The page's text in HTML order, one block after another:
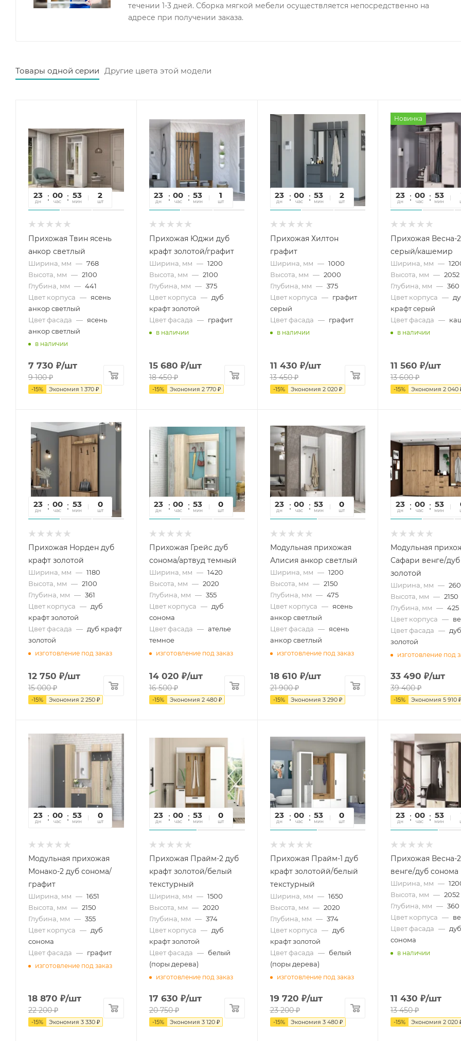
течении 1-3 дней. Сборка мягкой мебели осуществляется непосредственно на
адресе при получении заказа.
Товары одной серии Другие цвета этой модели
23
дн
00
час
53
мин
16
сек
2
шт
Прихожая Твин ясень
анкор светлый
Ширина, мм — 768
Высота, мм — 2100
Глубина, мм — 441
Цвет корпуса — ясень
анкор светлый
Цвет фасада — ясень
анкор светлый
в наличии
7 730 ₽/шт
9 100₽
-15% Экономия 1 370 ₽
23
дн
00
час
53
мин
16
сек
1
шт
Прихожая Юджи дуб
крафт золотой/графит
Ширина, мм — 1200
Высота, мм — 2100
Глубина, мм — 375
Цвет корпуса — дуб
крафт золотой
Цвет фасада — графит
в наличии
15 680 ₽/шт
18 450₽
-15% Экономия 2 770₽
23
дн
00
час
53
мин
16
сек
2
шт
Прихожая Хилтон
графит
Ширина, мм — 1000
Высота, мм — 2000
Глубина, мм — 375
Цвет корпуса — графит
серый
Цвет фасада — графит
в наличии
11 430 ₽/шт
13 450₽
-15% Экономия 2 020₽
Новинка
23
дн
00
час
53
мин
Прихожая Весна-
серый/кашемир
Ширина, мм —
Высота, мм — 2052
Глубина, мм — 360
Цвет корпуса —
крафт серый
Цвет фасада —
в наличии
11 560 ₽/шт
13 600₽
-15% Экономия 2 040
23
дн
00
час
53
мин
16
сек
0
шт
Прихожая Норден дуб
крафт золотой
Ширина, мм — 1180
Высота, мм — 2100
Глубина, мм — 361
Цвет корпуса — дуб
крафт золотой
Цвет фасада — дуб крафт
золотой
изготовление под заказ
12 750 ₽/шт
15 000₽
-15% Экономия 2 250 ₽
23
дн
00
час
53
мин
16
сек
0
шт
Прихожая Грейс дуб
сонома/артвуд темный
Ширина, мм — 1420
Высота, мм — 2020
Глубина, мм — 355
Цвет корпуса — дуб
сонома
Цвет фасада — ателье
темное
изготовление под заказ
14 020 ₽/шт
16 500₽
-15% Экономия 2 480₽
23
дн
00
час
53
мин
16
сек
0
шт
Модульная прихожая
Алисия анкор светлый
Ширина, мм — 1200
Высота, мм — 2150
Глубина, мм — 475
Цвет корпуса — ясень
анкор светлый
Цвет фасада — ясень
анкор светлый
изготовление под заказ
18 610 ₽/шт
21 900₽
-15% Экономия 3 290₽
23
дн
00
час
53
мин
Модульная
Сафари венге/
золотой
Ширина, мм —
Высота, мм — 2150
Глубина, мм — 425
Цвет корпуса —
Цвет фасада —
золотой
изготовление под
33 490 ₽/шт
39 400₽
-15% Экономия 5 910 ₽
23
дн
00
час
53
мин
16
сек
0
шт
Модульная прихожая
Монако-2 дуб сонома/
графит
Ширина, мм — 1651
Высота, мм — 2150
Глубина, мм — 355
Цвет корпуса — дуб
сонома
Цвет фасада — графит
изготовление под заказ
18 870 ₽/шт
22 200₽
-15% Экономия 3 330 ₽
23
дн
00
час
53
мин
16
сек
0
шт
Прихожая Прайм-2 дуб
крафт золотой/белый
текстурный
Ширина, мм — 1500
Высота, мм — 2020
Глубина, мм — 374
Цвет корпуса — дуб
крафт золотой
Цвет фасада — белый
(поры дерева)
изготовление под заказ
17 630 ₽/шт
20 750₽
-15% Экономия 3 120₽
23
дн
00
час
53
мин
16
сек
0
шт
Прихожая Прайм-1 дуб
крафт золотойй/белый
текстурный
Ширина, мм — 1650
Высота, мм — 2020
Глубина, мм — 374
Цвет корпуса — дуб
крафт золотой
Цвет фасада — белый
(поры дерева)
изготовление под заказ
19 720 ₽/шт
23 200₽
-15% Экономия 3 480₽
23
дн
00
час
53
мин
Прихожая Весна-2
венге/дуб сонома
Ширина, мм —
Высота, мм — 2052
Глубина, мм — 360
Цвет корпуса —
Цвет фасада — дуб
сонома
в наличии
11 430 ₽/шт
13 450₽
-15% Экономия 2 020